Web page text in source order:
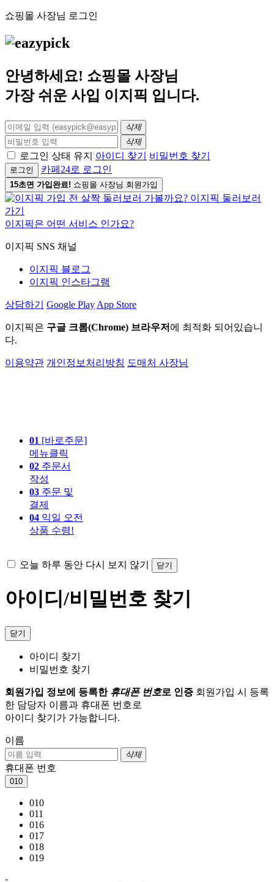
쇼핑몰 사장님 로그인
안녕하세요! 쇼핑몰 사장님
가장 쉬운 사입 이지픽 입니다.
삭제
삭제
로그인 상태 유지 아이디 찾기 비밀번호 찾기
로그인 카페24로 로그인
15초면 가입완료! 쇼핑몰 사장님 회원가입
이지픽은 어떤 서비스 인가요?
이지픽 SNS 채널
이지픽 블로그
이지픽 인스타그램
상담하기 Google Play App Store
이지픽은 구글 크롬(Chrome) 브라우저 에 최적화 되어있습니
다.
이용약관 개인정보처리방침 도매처 사장님
01 [바로주문]
메뉴클릭
02 주문서
작성
03 주문 및
결제
04 익일 오전
상품 수령!
오늘 하루 동안 다시 보지 않기 닫기
아이디/비밀번호 찾기
닫기
아이디 찾기
비밀번호 찾기
회원가입 정보에 등록한 휴대폰 번호로 인증 회원가입 시 등록
한 담당자 이름과 휴대폰 번호로
아이디 찾기가 가능합니다.
이름
삭제
휴대폰 번호
010
010
011
016
017
018
019
-